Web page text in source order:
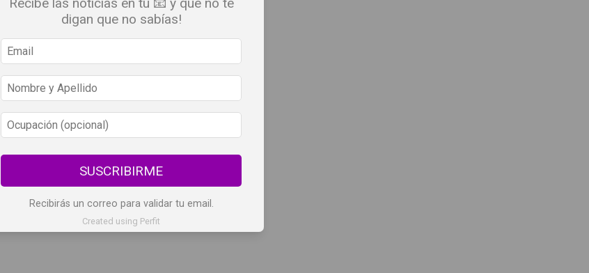
Recibe las noticias en tu 📧 y que no te
digan que no sabías!
SUSCRIBIRME
Recibirás un correo para validar tu email.
Created using Perfit